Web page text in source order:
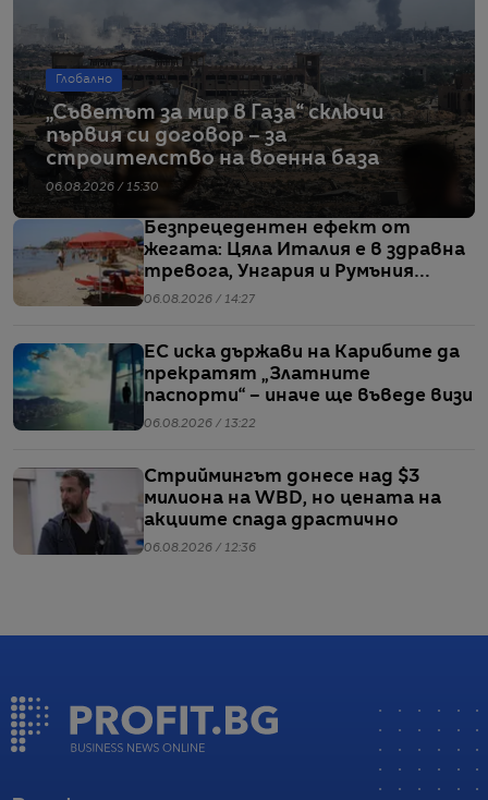
Глобално
„Съветът за мир в Газа“ сключи
първия си договор – за
строителство на военна база
06.08.2026 / 15:30
Безпрецедентен ефект от
жегата: Цяла Италия е в здравна
тревога, Унгария и Румъния
пестят електричество
06.08.2026 / 14:27
ЕС иска държави на Карибите да
прекратят „Златните
паспорти“ – иначе ще въведе визи
06.08.2026 / 13:22
Стриймингът донесе над $3
милиона на WBD, но цената на
акциите спада драстично
06.08.2026 / 12:36